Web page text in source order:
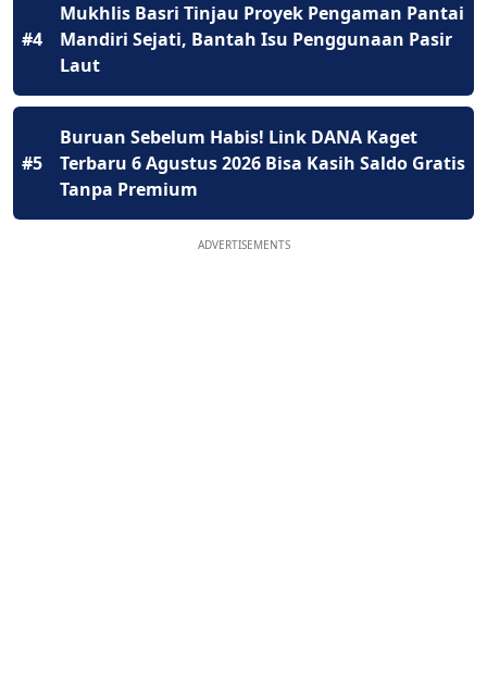
#4
Mukhlis Basri Tinjau Proyek Pengaman Pantai
Mandiri Sejati, Bantah Isu Penggunaan Pasir
Laut
#5
Buruan Sebelum Habis! Link DANA Kaget
Terbaru 6 Agustus 2026 Bisa Kasih Saldo Gratis
Tanpa Premium
ADVERTISEMENTS